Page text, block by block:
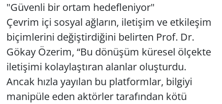
"Güvenli bir ortam hedefleniyor"
Çevrim içi sosyal ağların, iletişim ve etkileşim
biçimlerini değiştirdiğini belirten Prof. Dr.
Gökay Özerim, “Bu dönüşüm küresel ölçekte
iletişimi kolaylaştıran alanlar oluşturdu.
Ancak hızla yayılan bu platformlar, bilgiyi
manipüle eden aktörler tarafından kötü